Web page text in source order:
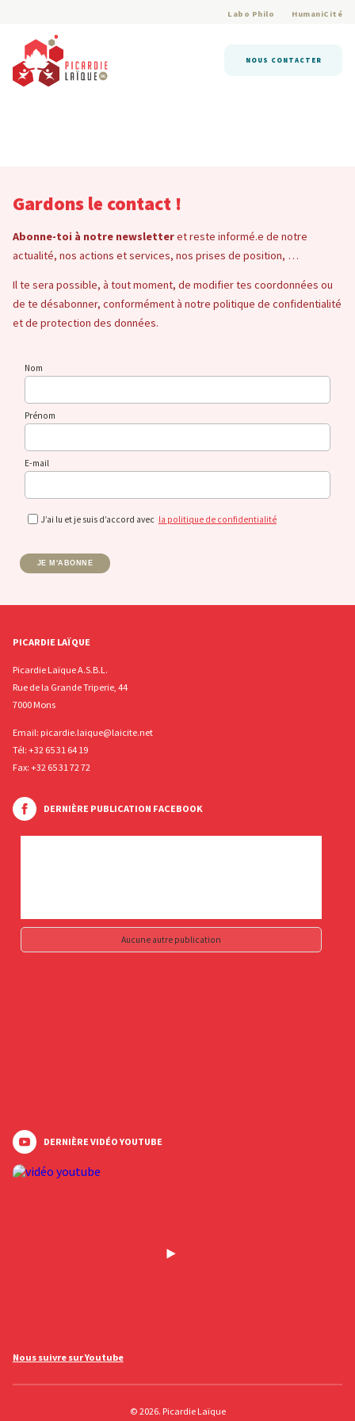
Labo Philo HumaniCité
NOUS CONTACTER
Gardons le contact !
Abonne-toi à notre newsletteret reste informé.e de notre
actualité, nos actions et services, nos prises de position, …
Il te sera possible, à tout moment, de modifier tes coordonnées ou
de te désabonner, conformément à notre politique de confidentialité
et de protection des données.
Nom
Prénom
E-mail
J’ai lu et je suis d’accord avec la politique de confidentialité
JE M'ABONNE
PICARDIE LAÏQUE
Picardie Laïque A.S.B.L.
Rue de la Grande Triperie, 44
7000 Mons
Email: picardie.laique@laicite.net
Tél: +32 65 31 64 19
Fax: +32 65 31 72 72
DERNIÈRE PUBLICATION FACEBOOK
Aucune autre publication
DERNIÈRE VIDÉO YOUTUBE
Nous suivre sur Youtube
© 2026. Picardie Laïque